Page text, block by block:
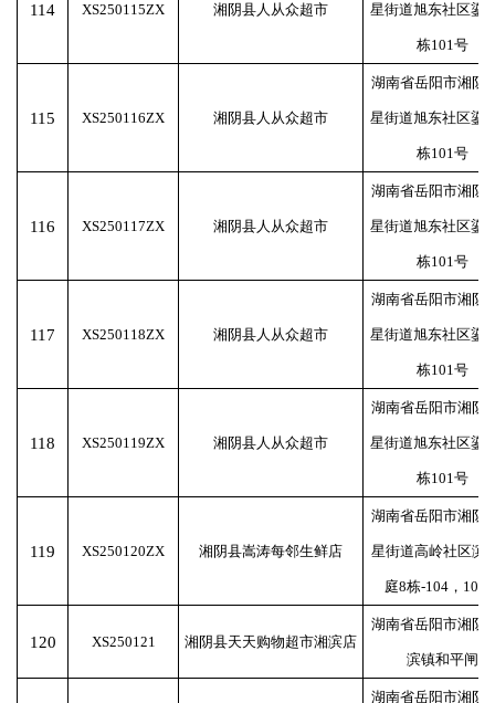
114 XS250115ZX 湘阴县人从众超市 星街道旭东社区鎏
栋101号
115 XS250116ZX 湘阴县人从众超市
湖南省岳阳市湘阴
星街道旭东社区鎏
栋101号
116 XS250117ZX 湘阴县人从众超市
湖南省岳阳市湘阴
星街道旭东社区鎏
栋101号
117 XS250118ZX 湘阴县人从众超市
湖南省岳阳市湘阴
星街道旭东社区鎏
栋101号
118 XS250119ZX 湘阴县人从众超市
湖南省岳阳市湘阴
星街道旭东社区鎏
栋101号
119 XS250120ZX 湘阴县嵩涛每邻生鲜店
湖南省岳阳市湘阴
星街道高岭社区滨
庭8栋-104，105
120 XS250121 湘阴县天天购物超市湘滨店
湖南省岳阳市湘阴
滨镇和平闸
湖南省岳阳市湘阴